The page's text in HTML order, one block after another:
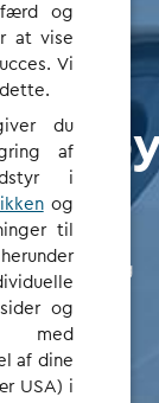
måde at
på. For
og
og
at vise
Vi
du
af
i
og
til
og
med
af dine
USA) i